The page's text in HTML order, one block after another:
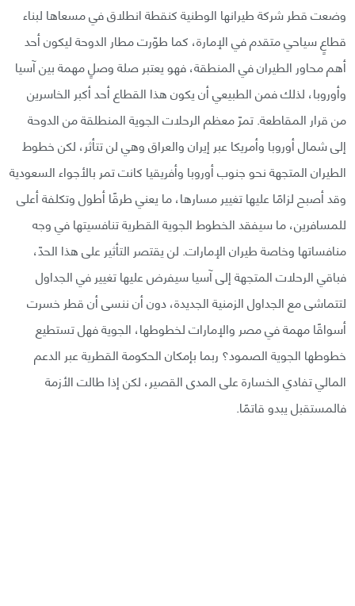
وضعت قطر شركة طيرانها الوطنية كنقطة انطلاق في مسعاها لبناء
قطاعٍ سياحي متقدم في الإمارة، كما طوّرت مطار الدوحة ليكون أحد
أهم محاور الطيران في المنطقة، فهو يعتبر صلة وصلٍ مهمة بين آسيا
وأوروبا، لذلك فمن الطبيعي أن يكون هذا القطاع أحد أكبر الخاسرين
من قرار المقاطعة. تمرّ معظم الرحلات الجوية المنطلقة من الدوحة
إلى شمال أوروبا وأمريكا عبر إيران والعراق وهي لن تتأثر، لكن خطوط
الطيران المتجهة نحو جنوب أوروبا وأفريقيا كانت تمر بالأجواء السعودية
وقد أصبح لزامًا عليها تغيير مسارها، ما يعني طرقًا أطول وتكلفة أعلى
للمسافرين، ما سيفقد الخطوط الجوية القطرية تنافسيتها في وجه
منافساتها وخاصة طيران الإمارات. لن يقتصر التأثير على هذا الحدّ،
فباقي الرحلات المتجهة إلى آسيا سيفرض عليها تغيير في الجداول
لتتماشى مع الجداول الزمنية الجديدة، دون أن ننسى أن قطر خسرت
أسواقًا مهمة في مصر والإمارات لخطوطها، الجوية فهل تستطيع
خطوطها الجوية الصمود؟ ربما بإمكان الحكومة القطرية عبر الدعم
المالي تفادي الخسارة على المدى القصير، لكن إذا طالت الأزمة
فالمستقبل يبدو قاتمًا.